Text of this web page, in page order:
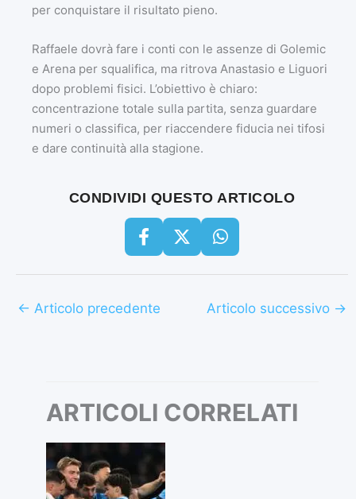
per conquistare il risultato pieno.
Raffaele dovrà fare i conti con le assenze di Golemic
e Arena per squalifica, ma ritrova Anastasio e Liguori
dopo problemi fisici. L’obiettivo è chiaro:
concentrazione totale sulla partita, senza guardare
numeri o classifica, per riaccendere fiducia nei tifosi
e dare continuità alla stagione.
CONDIVIDI QUESTO ARTICOLO
← Articolo precedente Articolo successivo →
ARTICOLI CORRELATI